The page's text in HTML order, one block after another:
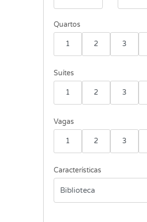
Quartos
1 2 3
Suítes
1 2 3
Vagas
1 2 3
Características